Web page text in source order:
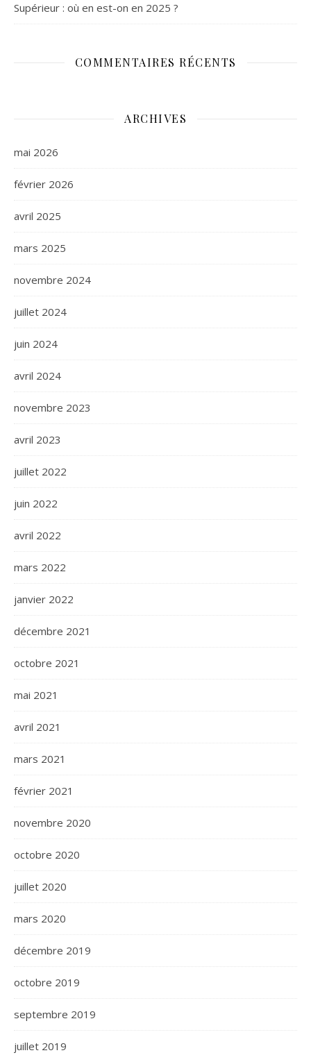
Supérieur : où en est-on en 2025 ?
COMMENTAIRES RÉCENTS
ARCHIVES
mai 2026
février 2026
avril 2025
mars 2025
novembre 2024
juillet 2024
juin 2024
avril 2024
novembre 2023
avril 2023
juillet 2022
juin 2022
avril 2022
mars 2022
janvier 2022
décembre 2021
octobre 2021
mai 2021
avril 2021
mars 2021
février 2021
novembre 2020
octobre 2020
juillet 2020
mars 2020
décembre 2019
octobre 2019
septembre 2019
juillet 2019